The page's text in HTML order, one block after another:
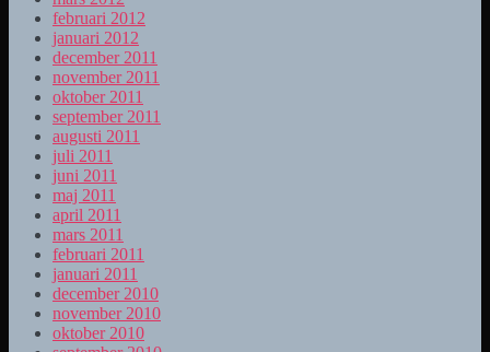
februari 2012
januari 2012
december 2011
november 2011
oktober 2011
september 2011
augusti 2011
juli 2011
juni 2011
maj 2011
april 2011
mars 2011
februari 2011
januari 2011
december 2010
november 2010
oktober 2010